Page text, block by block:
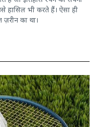
भी करते हैं। ऐसा ही
का था।